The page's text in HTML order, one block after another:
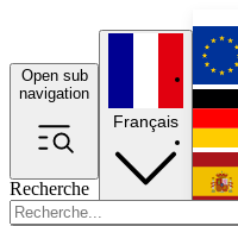
Open sub
navigation
Recherche
Français